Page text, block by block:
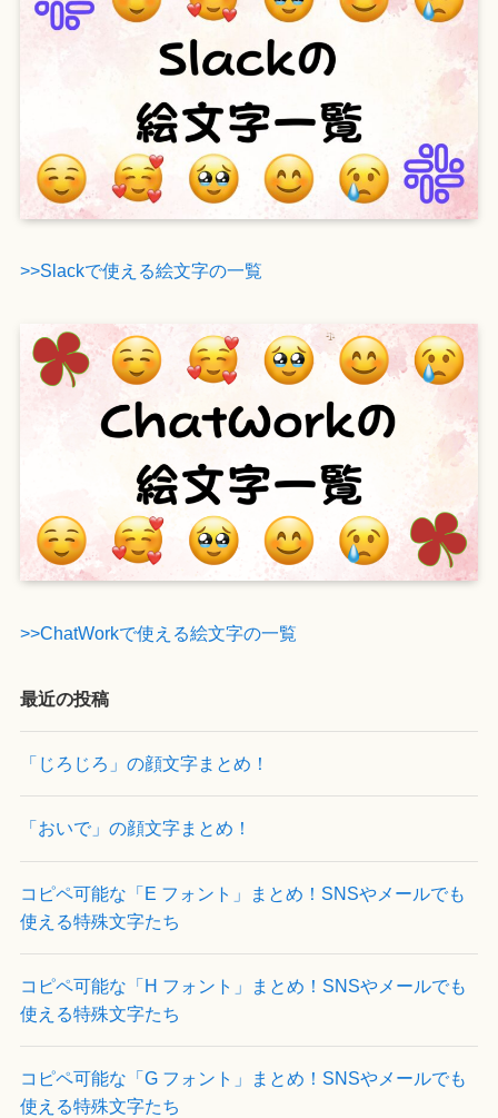
>>Slackで使える絵文字の一覧
>>ChatWorkで使える絵文字の一覧
最近の投稿
「じろじろ」の顔文字まとめ！
「おいで」の顔文字まとめ！
コピペ可能な「E フォント」まとめ！SNSやメールでも
使える特殊文字たち
コピペ可能な「H フォント」まとめ！SNSやメールでも
使える特殊文字たち
コピペ可能な「G フォント」まとめ！SNSやメールでも
使える特殊文字たち